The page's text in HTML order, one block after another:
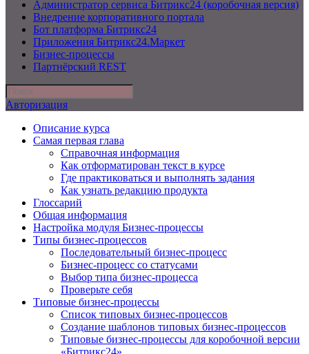
Администратор сервиса Битрикс24 (коробочная версия)
Внедрение корпоративного портала
Бот платформа Битрикс24
Приложения Битрикс24.Маркет
Бизнес-процессы
Партнёрский REST
Авторизация
Описание курса
Самая первая глава
Справочная информация
Как отформатирован текст в курсе
Где практиковаться и выполнять задания
Как узнать редакцию продукта
Глоссарий
Общая информация
Настройка модуля Бизнес-процессы
Типы бизнес-процессов
Последовательный бизнес-процесс
Бизнес-процесс со статусами
Выбор типа бизнес-процесса
Проверьте себя
Типовые бизнес-процессы
Список типовых бизнес-процессов
Создание шаблонов типовых бизнес-процессов
Типовые бизнес-процессы для коробочной версии
«Битрикс24»